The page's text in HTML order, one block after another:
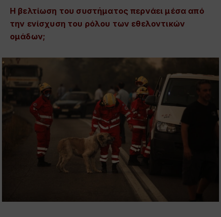
Η βελτίωση του συστήματος περνάει μέσα από
την ενίσχυση του ρόλου των εθελοντικών
ομάδων;